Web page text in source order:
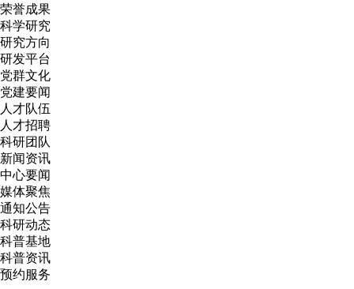
荣誉成果
科学研究
研究方向
研发平台
党群文化
党建要闻
人才队伍
人才招聘
科研团队
新闻资讯
中心要闻
媒体聚焦
通知公告
科研动态
科普基地
科普资讯
预约服务